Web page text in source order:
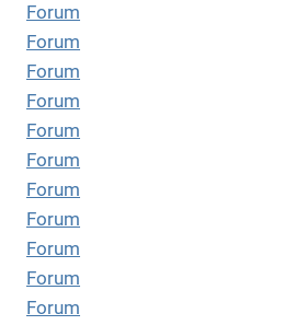
Forum
Forum
Forum
Forum
Forum
Forum
Forum
Forum
Forum
Forum
Forum